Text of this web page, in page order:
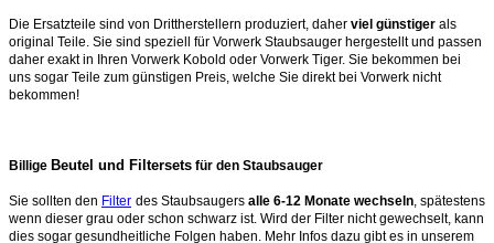
Die Ersatzteile sind von Drittherstellern produziert, daher viel günstiger als
original Teile. Sie sind speziell für Vorwerk Staubsauger hergestellt und passen
daher exakt in Ihren Vorwerk Kobold oder Vorwerk Tiger. Sie bekommen bei
uns sogar Teile zum günstigen Preis, welche Sie direkt bei Vorwerk nicht
bekommen!
Billige Beutel und Filtersets für den Staubsauger
Sie sollten den Filter des Staubsaugers alle 6-12 Monate wechseln , spätestens
wenn dieser grau oder schon schwarz ist. Wird der Filter nicht gewechselt, kann
dies sogar gesundheitliche Folgen haben. Mehr Infos dazu gibt es in unserem